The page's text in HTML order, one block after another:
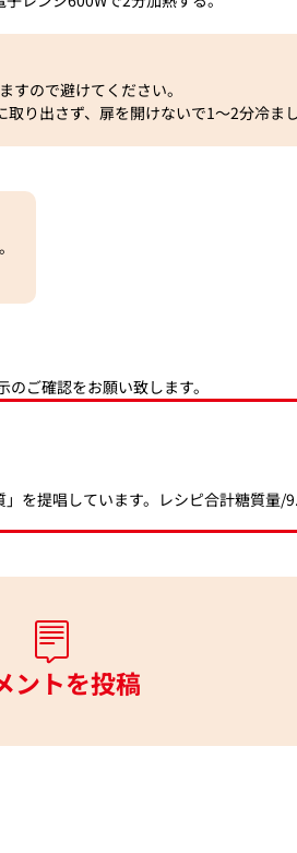
ので避けてください。
り出さず、扉を開けないで1～2分冷ま
ご確認をお願い致します。
を提唱しています。レシピ合計糖質量/
ントを投稿